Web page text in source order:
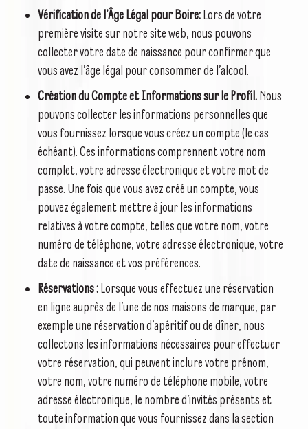
Vérification de l’Âge Légal pour Boire: Lors de votre
première visite sur notre site web, nous pouvons
collecter votre date de naissance pour confirmer que
vous avez l’âge légal pour consommer de l’alcool.
Création du Compte et Informations sur le Profil. Nous
pouvons collecter les informations personnelles que
vous fournissez lorsque vous créez un compte (le cas
échéant). Ces informations comprennent votre nom
complet, votre adresse électronique et votre mot de
passe. Une fois que vous avez créé un compte, vous
pouvez également mettre à jour les informations
relatives à votre compte, telles que votre nom, votre
numéro de téléphone, votre adresse électronique, votre
date de naissance et vos préférences.
Réservations : Lorsque vous effectuez une réservation
en ligne auprès de l’une de nos maisons de marque, par
exemple une réservation d’apéritif ou de dîner, nous
collectons les informations nécessaires pour effectuer
votre réservation, qui peuvent inclure votre prénom,
votre nom, votre numéro de téléphone mobile, votre
adresse électronique, le nombre d’invités présents et
toute information que vous fournissez dans la section